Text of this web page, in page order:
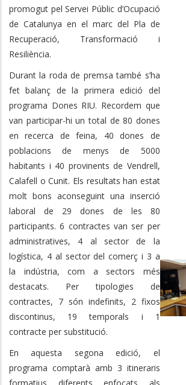
promogut pel Servei Públic d’Ocupació
de Catalunya en el marc del Pla de
Recuperació, Transformació i
Resiliència.
Durant la roda de premsa també s’ha
fet balanç de la primera edició del
programa Dones RIU. Recordem que
van participar-hi un total de 80 dones
en recerca de feina, 40 dones de
poblacions de menys de 5000
habitants i 40 provinents de Vendrell,
Calafell o Cunit. Els resultats han estat
molt bons aconseguint una inserció
laboral de 29 dones de les 80
participants. 6 contractes van ser per
administratives, 4 al sector de la
logística, 4 al sector del comerç i 3 a
la indústria, com a sectors més
destacats. Per tipologies de
contractes, 7 són indefinits, 2 fixos
discontinus, 19 temporals i 1
contracte per substitució.
En aquesta segona edició, el
programa comptarà amb 3 itineraris